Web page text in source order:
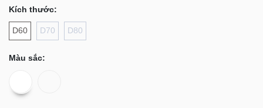
Kích thước:
D60 D70 D80
Màu sắc: